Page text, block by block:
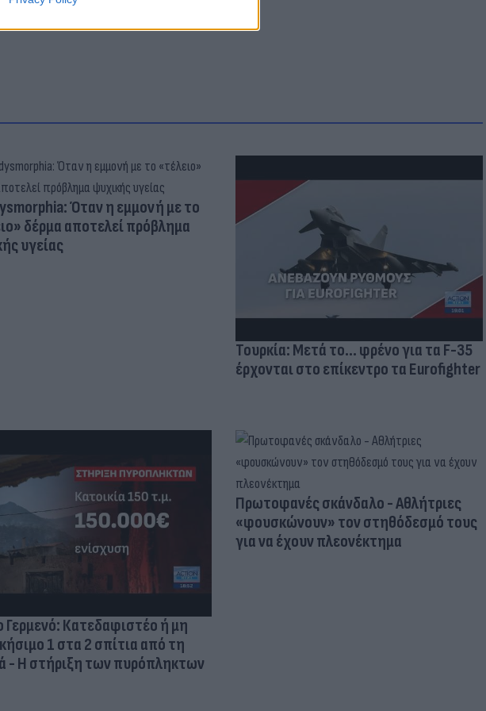
Όταν η εμμονή με το
δέρμα αποτελεί πρόβλημα
υγείας
Τουρκία: Μετά το... φρένο για τα F-35
έρχονται στο επίκεντρο τα Eurofighter
Γερμενό: Κατεδαφιστέο ή μη
1 στα 2 σπίτια από τη
- Η στήριξη των πυρόπληκτων
Πρωτοφανές σκάνδαλο - Aθλήτριες
«φουσκώνουν» τον στηθόδεσμό τους
για να έχουν πλεονέκτημα